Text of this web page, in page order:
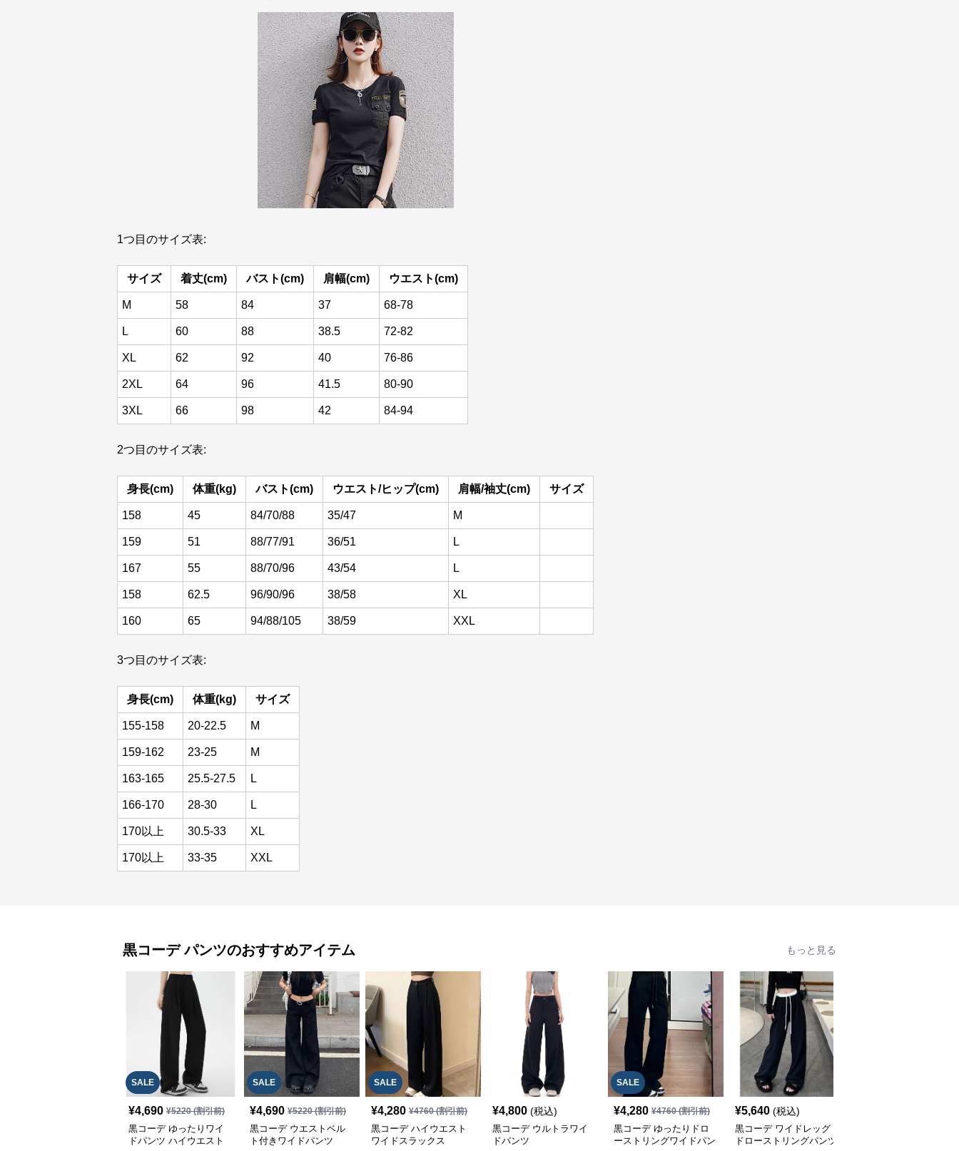
1つ目のサイズ表:
サイズ 着丈(cm) バスト(cm) 肩幅(cm) ウエスト(cm)
M 58 84 37 68-78
L 60 88 38.5 72-82
XL 62 92 40 76-86
2XL 64 96 41.5 80-90
3XL 66 98 42 84-94
2つ目のサイズ表:
身長(cm) 体重(kg) バスト(cm) ウエスト/ヒップ(cm) 肩幅/袖丈(cm) サイズ
158 45 84/70/88 35/47 M
159 51 88/77/91 36/51 L
167 55 88/70/96 43/54 L
158 62.5 96/90/96 38/58 XL
160 65 94/88/105 38/59 XXL
3つ目のサイズ表:
身長(cm) 体重(kg) サイズ
155-158 20-22.5 M
159-162 23-25 M
163-165 25.5-27.5 L
166-170 28-30 L
170以上 30.5-33 XL
170以上 33-35 XXL
黒コーデ パンツのおすすめアイテム もっと見る
SALE
¥4,690 ¥5220(割引前)
黒コーデ ゆったりワイ
ドパンツ ハイウエスト
SALE
¥4,690 ¥5220(割引前)
黒コーデ ウエストベル
ト付きワイドパンツ
SALE
¥4,280 ¥4760(割引前)
黒コーデ ハイウエスト
ワイドスラックス
¥4,800 (税込)
黒コーデ ウルトラワイ
ドパンツ
SALE
¥4,280 ¥4760(割引前)
黒コーデ ゆったりドロ
ーストリングワイドパン
¥5,640 (税込)
黒コーデ ワイドレッグ
ドローストリングパンツ